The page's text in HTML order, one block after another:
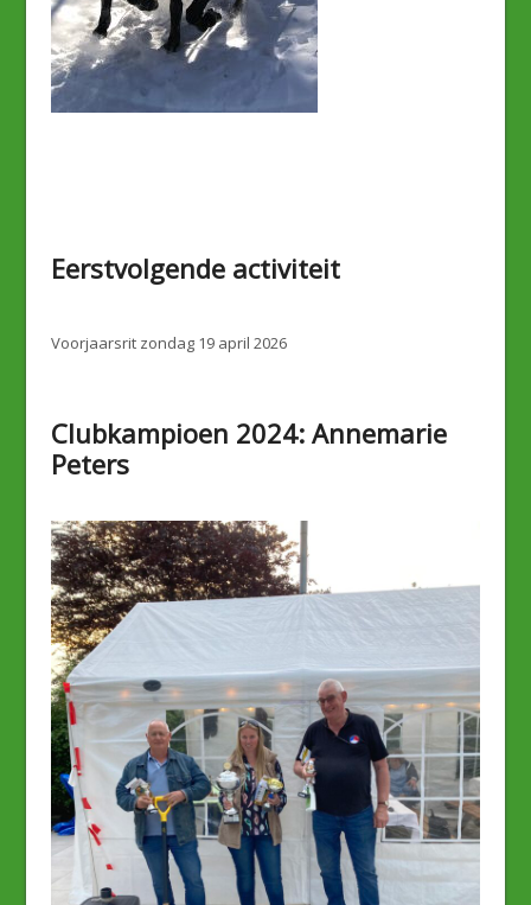
Eerstvolgende activiteit
Voorjaarsrit zondag 19 april 2026
Clubkampioen 2024: Annemarie
Peters